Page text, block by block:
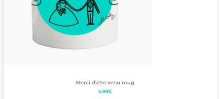
Merci d’être venu mug
5,99€